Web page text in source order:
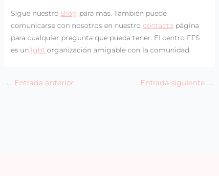
Sigue nuestro Blog para más. También puede
comunicarse con nosotros en nuestro contacto página
para cualquier pregunta que pueda tener. El centro FFS
es un lgbt organización amigable con la comunidad.
← Entrada anterior Entrada siguiente →